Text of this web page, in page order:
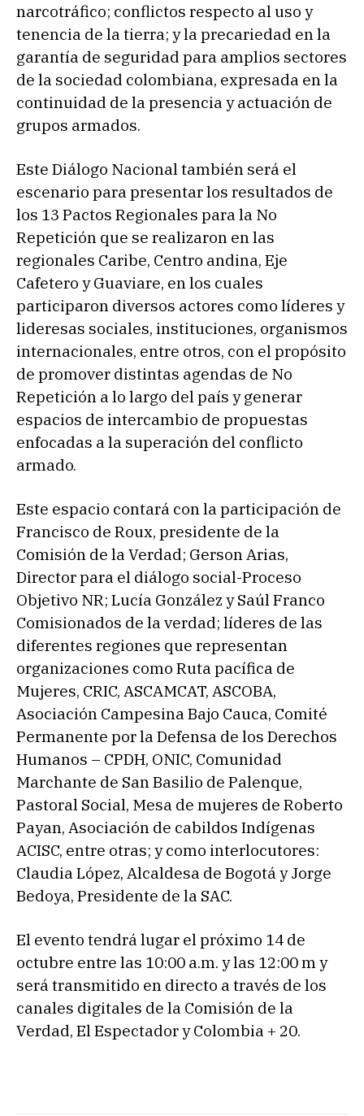
narcotráfico; conflictos respecto al uso y
tenencia de la tierra; y la precariedad en la
garantía de seguridad para amplios sectores
de la sociedad colombiana, expresada en la
continuidad de la presencia y actuación de
grupos armados.
Este Diálogo Nacional también será el
escenario para presentar los resultados de
los 13 Pactos Regionales para la No
Repetición que se realizaron en las
regionales Caribe, Centro andina, Eje
Cafetero y Guaviare, en los cuales
participaron diversos actores como líderes y
lideresas sociales, instituciones, organismos
internacionales, entre otros, con el propósito
de promover distintas agendas de No
Repetición a lo largo del país y generar
espacios de intercambio de propuestas
enfocadas a la superación del conflicto
armado.
Este espacio contará con la participación de
Francisco de Roux, presidente de la
Comisión de la Verdad; Gerson Arias,
Director para el diálogo social-Proceso
Objetivo NR; Lucía González y Saúl Franco
Comisionados de la verdad; líderes de las
diferentes regiones que representan
organizaciones como Ruta pacífica de
Mujeres, CRIC, ASCAMCAT, ASCOBA,
Asociación Campesina Bajo Cauca, Comité
Permanente por la Defensa de los Derechos
Humanos – CPDH, ONIC, Comunidad
Marchante de San Basilio de Palenque,
Pastoral Social, Mesa de mujeres de Roberto
Payan, Asociación de cabildos Indígenas
ACISC, entre otras; y como interlocutores:
Claudia López, Alcaldesa de Bogotá y Jorge
Bedoya, Presidente de la SAC.
El evento tendrá lugar el próximo 14 de
octubre entre las 10:00 a.m. y las 12:00 m y
será transmitido en directo a través de los
canales digitales de la Comisión de la
Verdad, El Espectador y Colombia + 20.